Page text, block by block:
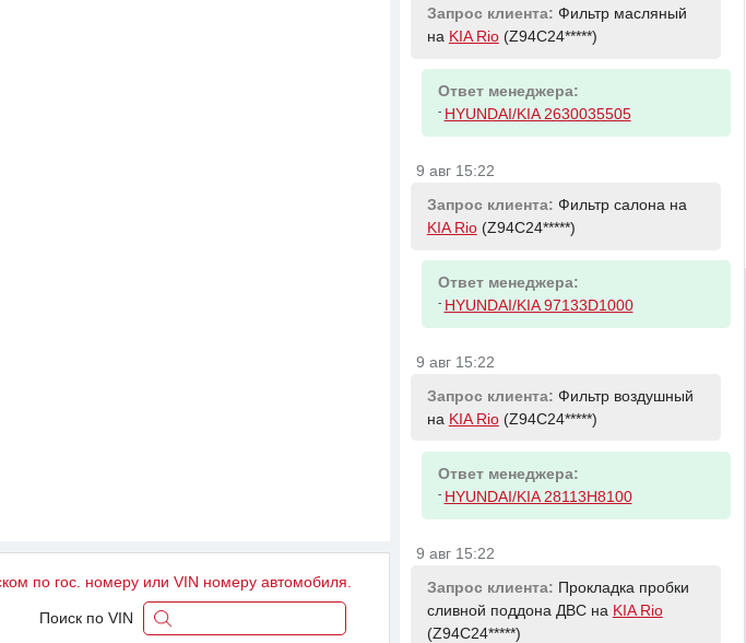
по гос. номеру или VIN номеру автомобиля.
Поиск по VIN
Запрос клиента: Фильтр масляный
на KIA Rio(Z94C24*****)
Ответ менеджера:
- HYUNDAI/KIA 2630035505
9 авг 15:22
Запрос клиента: Фильтр салона на
KIA Rio(Z94C24*****)
Ответ менеджера:
- HYUNDAI/KIA 97133D1000
9 авг 15:22
Запрос клиента: Фильтр воздушный
на KIA Rio(Z94C24*****)
Ответ менеджера:
- HYUNDAI/KIA 28113H8100
9 авг 15:22
Запрос клиента: Прокладка пробки
сливной поддона ДВС на KIA Rio
(Z94C24*****)